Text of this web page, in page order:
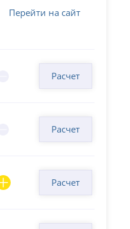
Перейти на сайт
Расчет
Расчет
Расчет